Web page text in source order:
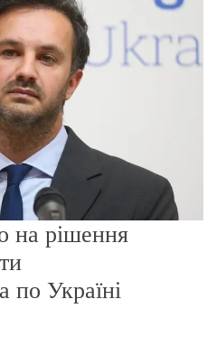
е
ж
на рішення
по Україні